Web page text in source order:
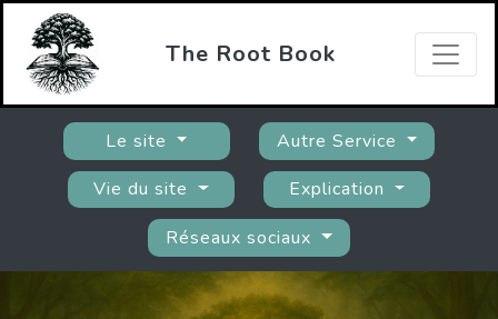
The Root Book
Le site
Autre Service
Vie du site
Explication
Réseaux sociaux